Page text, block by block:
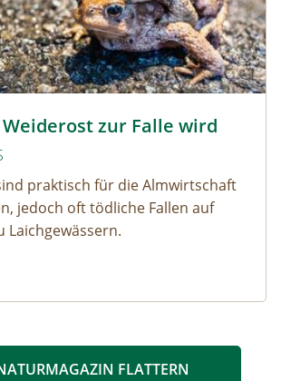
zur Falle wird
praktisch für die Almwirtschaft
jedoch oft tödliche Fallen auf
Laichgewässern.
FLATTERN